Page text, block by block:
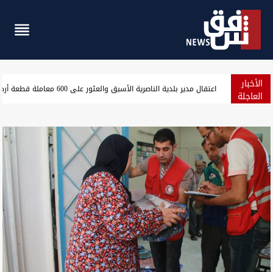
الأخبار
العاجلة
انخفاض طفيف بأسعار الدولار في بغداد وأربيل